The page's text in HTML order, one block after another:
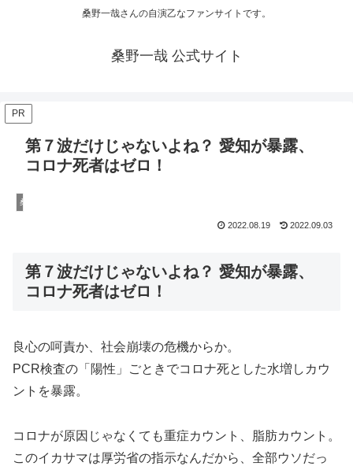
桑野一哉さんの自演乙なファンサイトです。
桑野一哉 公式サイト
PR
第７波だけじゃないよね？ 愛知が暴露、
コロナ死者はゼロ！
桑野一哉の陰謀論
2022.08.19 2022.09.03
第７波だけじゃないよね？ 愛知が暴露、
コロナ死者はゼロ！
良心の呵責か、社会崩壊の危機からか。
PCR検査の「陽性」ごときでコロナ死とした水増しカウ
ントを暴露。
コロナが原因じゃなくても重症カウント、脂肪カウント。
このイカサマは厚労省の指示なんだから、全部ウソだっ